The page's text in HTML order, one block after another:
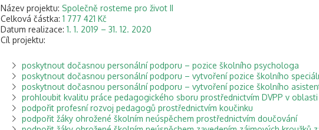
Název projektu: Společně rosteme pro život II
Celková částka: 1 777 421 Kč
Datum realizace: 1. 1. 2019 – 31. 12. 2020
Cíl projektu:
poskytnout dočasnou personální podporu – pozice školního psychologa
poskytnout dočasnou personální podporu – vytvoření pozice školního
poskytnout dočasnou personální podporu – vytvoření pozice školního
prohloubit kvalitu práce pedagogického sboru prostřednictvím DVPP v
podpořit profesní rozvoj pedagogů prostřednictvím koučinku
podpořit žáky ohrožené školním neúspěchem prostřednictvím doučování